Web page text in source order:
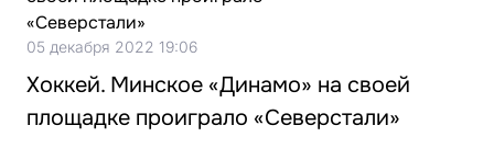
05 декабря 2022 19:06
Хоккей. Минское «Динамо» на своей
площадке проиграло «Северстали»